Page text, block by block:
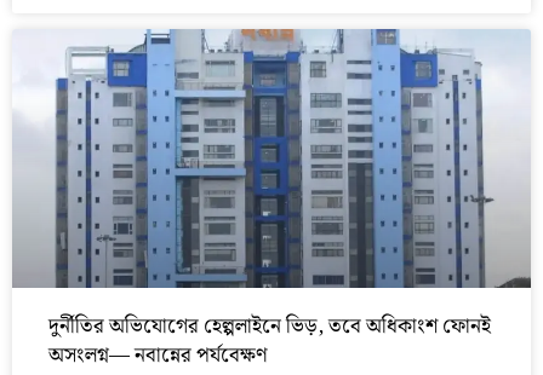
দুর্নীতির অভিযোগের হেল্পলাইনে ভিড়, তবে অধিকাংশ ফোনই
অসংলগ্ন— নবান্নের পর্যবেক্ষণ